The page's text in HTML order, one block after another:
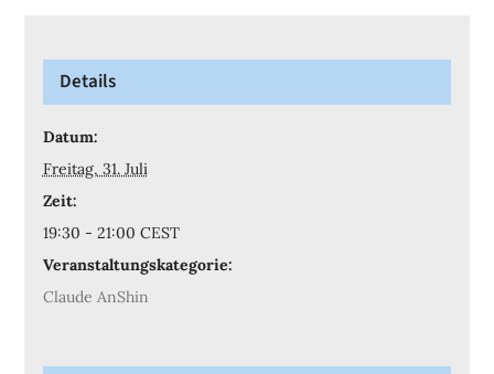
Details
Datum:
Freitag, 31. Juli
Zeit:
19:30 - 21:00 CEST
Veranstaltungskategorie:
Claude AnShin